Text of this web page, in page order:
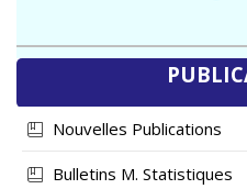
Nouvelles Publications
Bulletins M. Statistiques